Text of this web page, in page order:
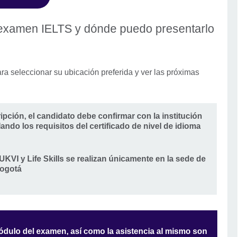
IELTS y dónde puedo presentarlo
seleccionar su ubicación preferida y ver las próximas
el candidato debe confirmar con la institución
los requisitos del certificado de nivel de idioma
y Life Skills se realizan únicamente en la sede de
del examen, así como la asistencia al mismo son